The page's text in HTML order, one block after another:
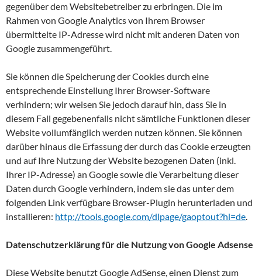
gegenüber dem Websitebetreiber zu erbringen. Die im
Rahmen von Google Analytics von Ihrem Browser
übermittelte IP-Adresse wird nicht mit anderen Daten von
Google zusammengeführt.
Sie können die Speicherung der Cookies durch eine
entsprechende Einstellung Ihrer Browser-Software
verhindern; wir weisen Sie jedoch darauf hin, dass Sie in
diesem Fall gegebenenfalls nicht sämtliche Funktionen dieser
Website vollumfänglich werden nutzen können. Sie können
darüber hinaus die Erfassung der durch das Cookie erzeugten
und auf Ihre Nutzung der Website bezogenen Daten (inkl.
Ihrer IP-Adresse) an Google sowie die Verarbeitung dieser
Daten durch Google verhindern, indem sie das unter dem
folgenden Link verfügbare Browser-Plugin herunterladen und
installieren: http://tools.google.com/dlpage/gaoptout?hl=de.
Datenschutzerklärung für die Nutzung von Google Adsense
Diese Website benutzt Google AdSense, einen Dienst zum